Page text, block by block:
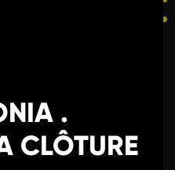
.
CLÔTURE